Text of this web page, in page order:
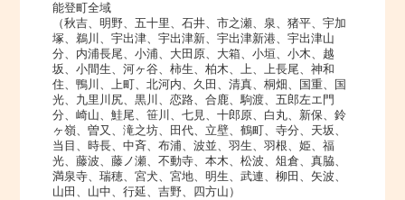
能登町全域
（秋吉、明野、五十里、石井、市之瀬、泉、猪平、宇加
塚、鵜川、宇出津、宇出津新、宇出津新港、宇出津山
分、内浦長尾、小浦、大田原、大箱、小垣、小木、越
坂、小間生、河ヶ谷、柿生、柏木、上、上長尾、神和
住、鴨川、上町、北河内、久田、清真、桐畑、国重、国
光、九里川尻、黒川、恋路、合鹿、駒渡、五郎左エ門
分、崎山、鮭尾、笹川、七見、十郎原、白丸、新保、鈴
ヶ嶺、曽又、滝之坊、田代、立壁、鶴町、寺分、天坂、
当目、時長、中斉、布浦、波並、羽生、羽根、姫、福
光、藤波、藤ノ瀬、不動寺、本木、松波、俎倉、真脇、
満泉寺、瑞穂、宮犬、宮地、明生、武連、柳田、矢波、
山田、山中、行延、吉野、四方山）